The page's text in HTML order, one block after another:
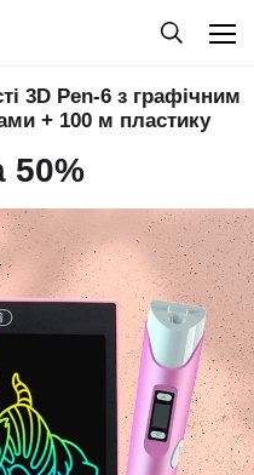
3D Pen-6 з графічним
+ 100 м пластику
50%